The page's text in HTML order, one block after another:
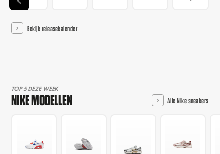
Bekijk releasekalender
TOP 5 DEZE WEEK
NIKE MODELLEN Alle Nike sneakers